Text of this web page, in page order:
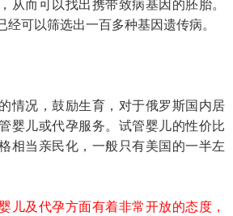
从而可以找出携带致病基因的胚胎。
可以筛选出一百多种基因遗传病。
情况，鼓励生育，对于俄罗斯国内居
婴儿或代孕服务。试管婴儿的性价比
相当亲民化，一般只有美国的一半左
儿及代孕方面有着非常开放的态度，